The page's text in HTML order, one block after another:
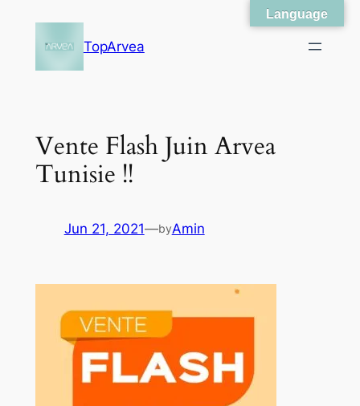
TopArvea
Vente Flash Juin Arvea
Tunisie !!
Jun 21, 2021—byAmin
Language